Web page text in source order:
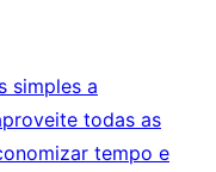
simples a
todas as
tempo e